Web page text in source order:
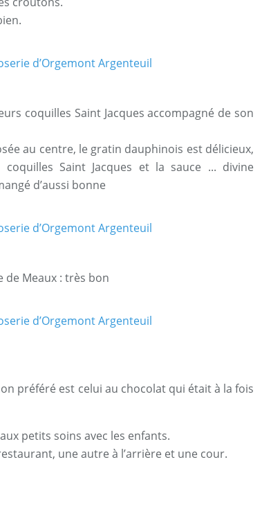
coquilles Saint Jacques accompagné de son
au centre, le gratin dauphinois est délicieux,
Saint Jacques et la sauce ... divine
d’aussi bonne
de Meaux : très bon
préféré est celui au chocolat qui était à la fois
petits soins avec les enfants.
une autre à l’arrière et une cour.